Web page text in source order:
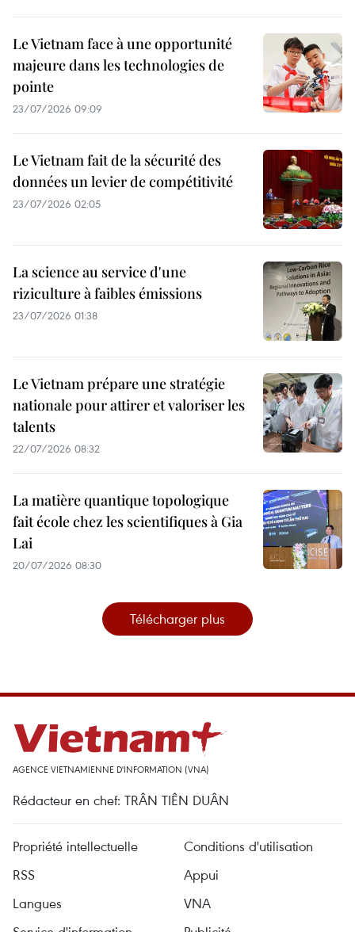
Le Vietnam face à une opportunité
majeure dans les technologies de
pointe
23/07/2026 09:09
Le Vietnam fait de la sécurité des
données un levier de compétitivité
23/07/2026 02:05
La science au service d'une
riziculture à faibles émissions
23/07/2026 01:38
Le Vietnam prépare une stratégie
nationale pour attirer et valoriser les
talents
22/07/2026 08:32
La matière quantique topologique
fait école chez les scientifiques à Gia
Lai
20/07/2026 08:30
Télécharger plus
AGENCE VIETNAMIENNE D'INFORMATION (VNA)
Rédacteur en chef: TRÂN TIÊN DUÂN
Propriété intellectuelle
Conditions d'utilisation
RSS
Appui
Langues
VNA